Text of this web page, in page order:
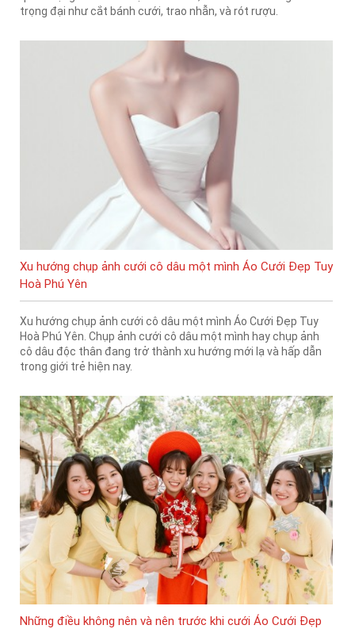
trọng đại như cắt bánh cưới, trao nhẫn, và rót rượu.
Xu hướng chụp ảnh cưới cô dâu một mình Áo Cưới Đẹp Tuy
Hoà Phú Yên
Xu hướng chụp ảnh cưới cô dâu một mình Áo Cưới Đẹp Tuy
Hoà Phú Yên. Chụp ảnh cưới cô dâu một mình hay chụp ảnh
cô dâu độc thân đang trở thành xu hướng mới lạ và hấp dẫn
trong giới trẻ hiện nay.
Những điều không nên và nên trước khi cưới Áo Cưới Đẹp